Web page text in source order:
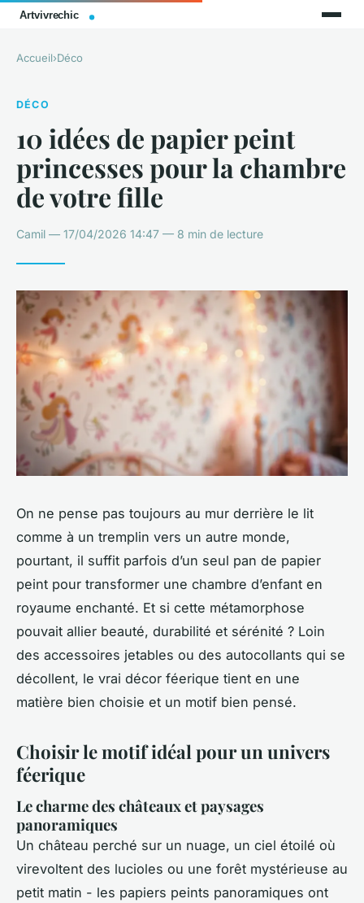
Accueil›Déco
DÉCO
10 idées de papier peint
princesses pour la chambre
de votre fille
Camil — 17/04/2026 14:47 — 8 min de lecture
On ne pense pas toujours au mur derrière le lit
comme à un tremplin vers un autre monde,
pourtant, il suffit parfois d’un seul pan de papier
peint pour transformer une chambre d’enfant en
royaume enchanté. Et si cette métamorphose
pouvait allier beauté, durabilité et sérénité ? Loin
des accessoires jetables ou des autocollants qui se
décollent, le vrai décor féerique tient en une
matière bien choisie et un motif bien pensé.
Choisir le motif idéal pour un univers
féerique
Le charme des châteaux et paysages
panoramiques
Un château perché sur un nuage, un ciel étoilé où
virevoltent des lucioles ou une forêt mystérieuse au
petit matin - les papiers peints panoramiques ont